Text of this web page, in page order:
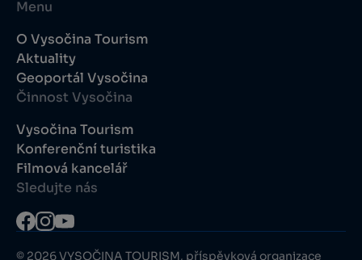
Menu
O Vysočina Tourism
Aktuality
Geoportál Vysočina
Činnost Vysočina
Vysočina Tourism
Konferenční turistika
Filmová kancelář
Sledujte nás
© 2026 VYSOČINA TOURISM, příspěvková organizace